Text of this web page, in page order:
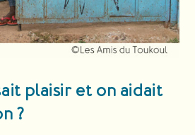
plaisir et on aidait
?